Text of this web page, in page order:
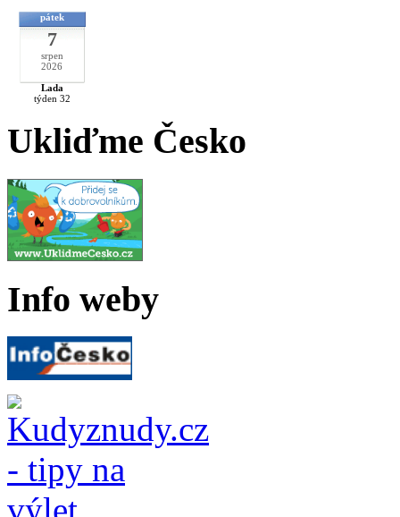
pátek
7
srpen
2026
Lada
týden 32
Ukliďme Česko
Info weby